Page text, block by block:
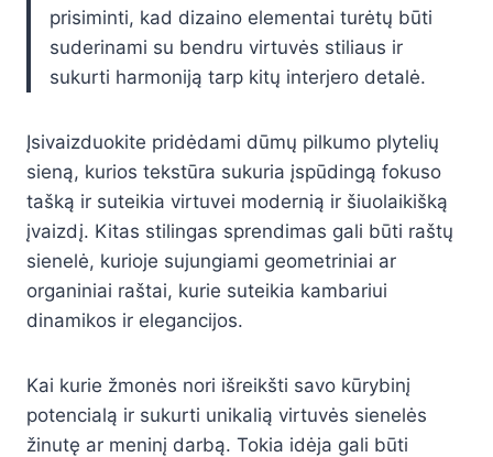
prisiminti, kad dizaino elementai turėtų būti
suderinami su bendru virtuvės stiliaus ir
sukurti harmoniją tarp kitų interjero detalė.
Įsivaizduokite pridėdami dūmų pilkumo plytelių
sieną, kurios tekstūra sukuria įspūdingą fokuso
tašką ir suteikia virtuvei modernią ir šiuolaikišką
įvaizdį. Kitas stilingas sprendimas gali būti raštų
sienelė, kurioje sujungiami geometriniai ar
organiniai raštai, kurie suteikia kambariui
dinamikos ir elegancijos.
Kai kurie žmonės nori išreikšti savo kūrybinį
potencialą ir sukurti unikalią virtuvės sienelės
žinutę ar meninį darbą. Tokia idėja gali būti